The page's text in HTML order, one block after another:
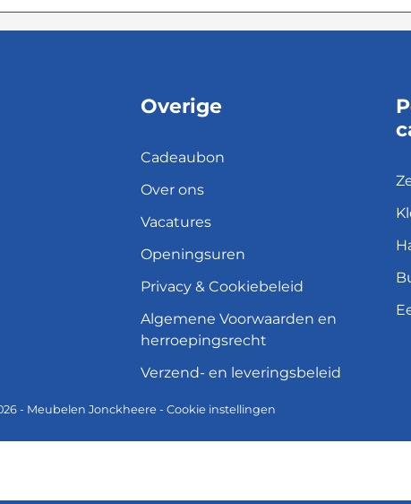
Overige
Cadeaubon
Over ons
Vacatures
Openingsuren
Privacy & Cookiebeleid
Algemene Voorwaarden en
herroepingsrecht
Verzend- en leveringsbeleid
- Meubelen Jonckheere - Cookie instellingen